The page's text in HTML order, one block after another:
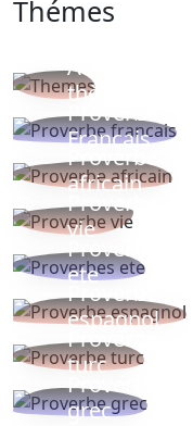
Thémes
Autres
thèmes
Proverbe
Français
Proverbe
africain
Proverbe
vie
Proverbes
ete
Proverbe
espagnol
Proverbe
turc
Proverbe
grec